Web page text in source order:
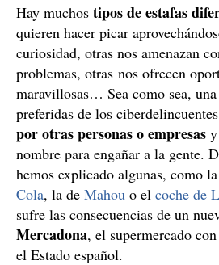
Hay muchos tipos de estafas
quieren hacer picar
curiosidad, otras nos amenazan
problemas, otras nos ofrecen
maravillosas… Sea como sea,
preferidas de los
por otras personas o empresas
nombre para engañar a la gente.
hemos explicado algunas, como la
Cola, la de Mahou o el coche de
sufre las consecuencias de un
Mercadona, el supermercado
el Estado español.